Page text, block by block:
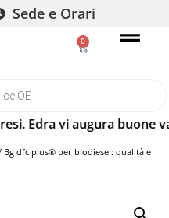
Sede e Orari
0
Edra vi augura buone
Bg dfc plus® per biodiesel: qualità e